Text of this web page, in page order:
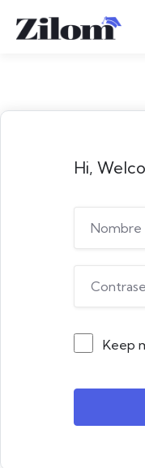
Hi,
Keep